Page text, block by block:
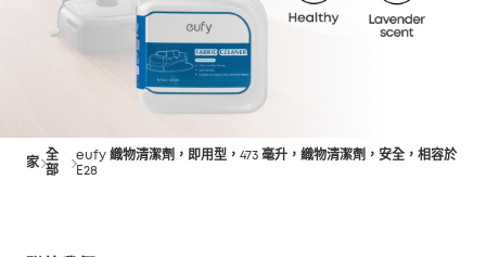
家
全
部
eufy 織物清潔劑，即用型，473 毫升，織物清潔劑，安全，相容於
E28